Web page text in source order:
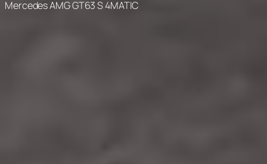
Mercedes AMG GT63 S 4MATIC